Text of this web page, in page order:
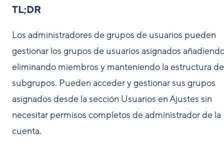
TL;DR
Los administradores de grupos de usuarios pueden
gestionar los grupos de usuarios asignados
eliminando miembros y manteniendo la estructura de
subgrupos. Pueden acceder y gestionar sus grupos
asignados desde la sección Usuarios en Ajustes sin
necesitar permisos completos de administrador de la
cuenta.